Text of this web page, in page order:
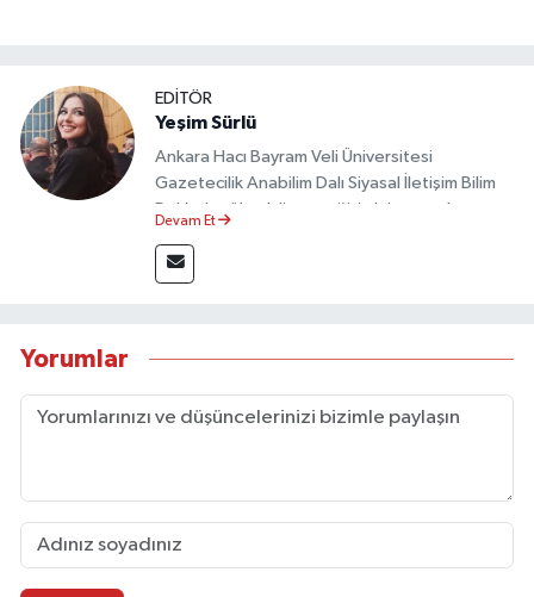
EDİTÖR
Yeşim Sürlü
Ankara Hacı Bayram Veli Üniversitesi
Gazetecilik Anabilim Dalı Siyasal İletişim Bilim
Dalı’nda yüksek lisans eğitimini tamamlamıştır.
akademik çalışmalar gerçekleştirmiştir.
Taşköprü Postası internet haber sitesinde
Devam Et
Yorumlar